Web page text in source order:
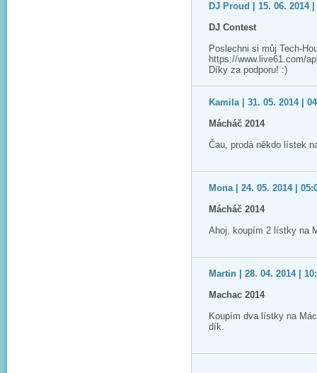
DJ Proud | 15. 06. 2014 |
DJ Contest
Poslechni si můj Tech-
https://www.live61.com/
Díky za podporu! :)
Kamila | 31. 05. 2014 |
Mácháč 2014
Čau, prodá někdo lístek
Mona | 24. 05. 2014 |
Mácháč 2014
Ahoj, koupím 2 lístky na
Martin | 28. 04. 2014 |
Machac 2014
Koupím dva lístky na
dík.